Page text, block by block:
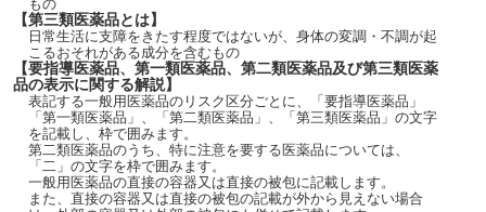
もの
【第三類医薬品とは】
日常生活に支障をきたす程度ではないが、身体の変調・不調が起
こるおそれがある成分を含むもの
【要指導医薬品、第一類医薬品、第二類医薬品及び第三類医薬
品の表示に関する解説】
表記する一般用医薬品のリスク区分ごとに、「要指導医薬品」
「第一類医薬品」、「第二類医薬品」、「第三類医薬品」の文字
を記載し、枠で囲みます。
第二類医薬品のうち、特に注意を要する医薬品については、
「二」の文字を枠で囲みます。
一般用医薬品の直接の容器又は直接の被包に記載します。
また、直接の容器又は直接の被包の記載が外から見えない場合